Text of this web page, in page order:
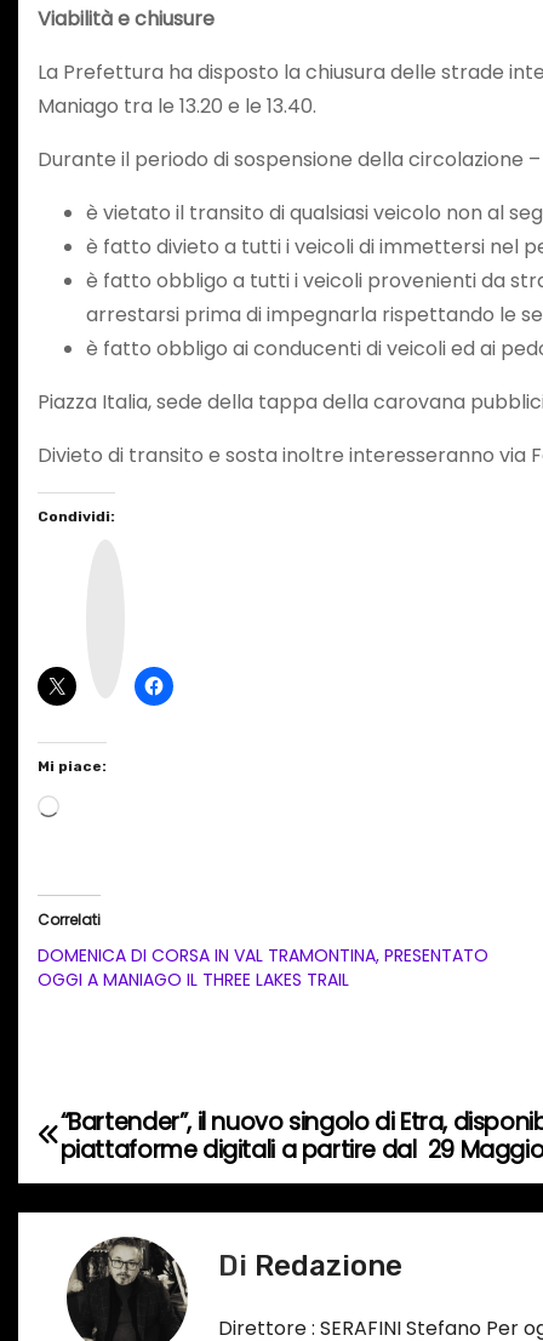
Viabilità e chiusure
La Prefettura ha disposto la chiusura delle strade
Maniago tra le 13.20 e le 13.40.
Durante il periodo di sospensione della circolazione –
è vietato il transito di qualsiasi veicolo non al
è fatto divieto a tutti i veicoli di immettersi nel
è fatto obbligo a tutti i veicoli provenienti da
arrestarsi prima di impegnarla rispettando le
è fatto obbligo ai conducenti di veicoli ed ai
Piazza Italia, sede della tappa della carovana
Divieto di transito e sosta inoltre interesseranno via
Condividi:
Mi piace:
C
a
t
o
i
n
o
Correlati
DOMENICA DI CORSA IN VAL TRAMONTINA, PRESENTATO
OGGI A MANIAGO IL THREE LAKES TRAIL
N
a
“Bartender”, il nuovo singolo di Etra,
piattaforme digitali a partire dal 29
Di Redazione
Direttore : SERAFINI Stefano